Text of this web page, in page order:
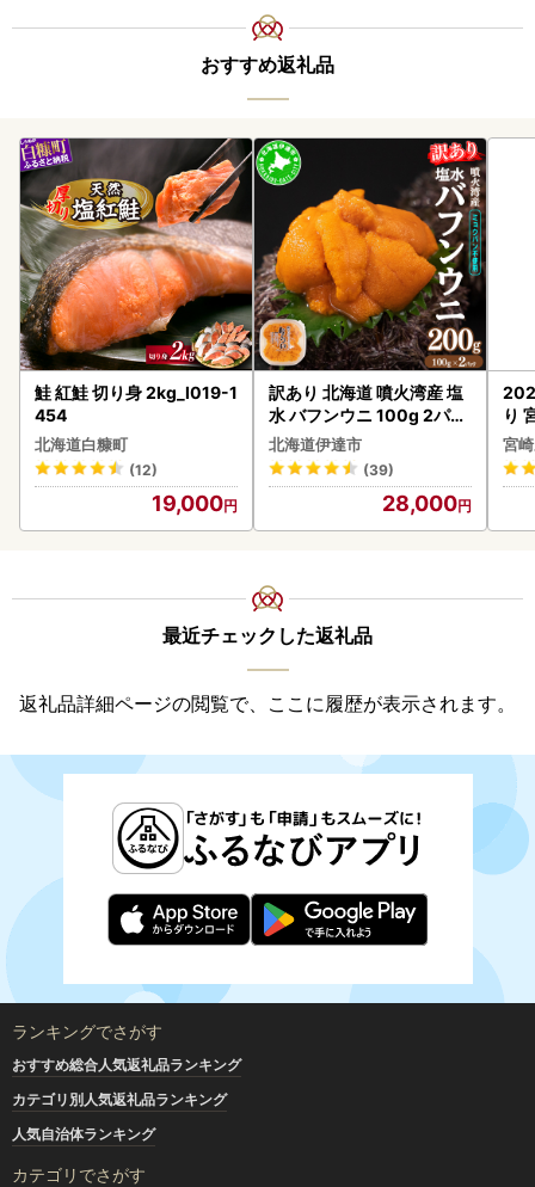
おすすめ返礼品
鮭 紅鮭 切り身 2kg_I019-1
454
北海道白糠町
(12)
19,000
訳あり 北海道 噴火湾産 塩
水 バフンウニ 100g 2パッ
ク 計200g 《アフター保証
付き》うに ウニ 雲丹 海鮮
海の幸 魚介類 ウニ丼 お寿
司 濃厚 無添加 産地直送 お
取り寄せ 山村水産 送料無
北海道伊達市
(39)
28,000
り
宮
最近チェックした返礼品
返礼品詳細ページの閲覧で、ここに履歴が表示されます。
ランキングでさがす
おすすめ総合人気返礼品ランキング
カテゴリ別人気返礼品ランキング
人気自治体ランキング
カテゴリでさがす